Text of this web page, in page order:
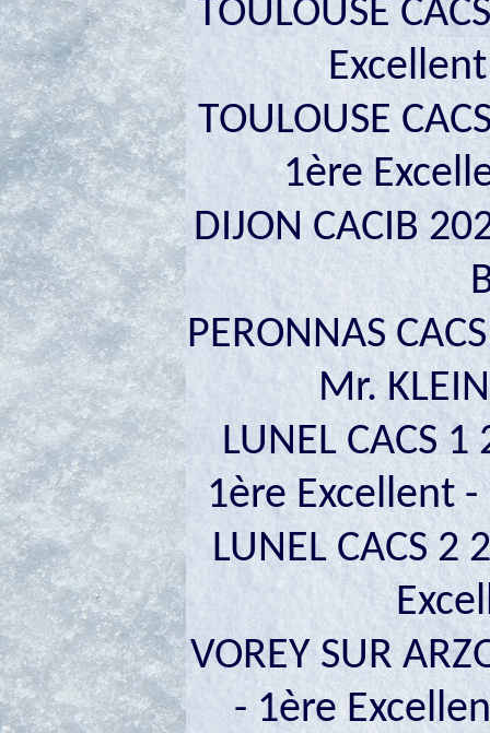
TOULOUSE
TOULOUSE
1ère
DIJON CACIB
PERONNAS
Mr.
LUNEL CACS
1ère Excellent
LUNEL CACS 2
VOREY SUR
- 1ère